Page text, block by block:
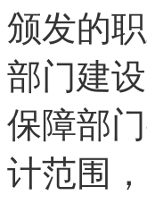
颁发的
部门建
保障部
计范围